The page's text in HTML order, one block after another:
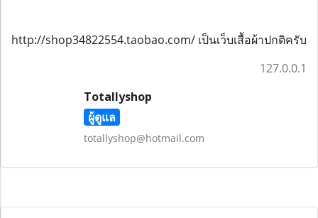
http://shop34822554.taobao.com/ เป็นเว็บเสื้อผ้าปกติครับ
127.0.0.1
Totallyshop
ผู้ดูแล
totallyshop@hotmail.com